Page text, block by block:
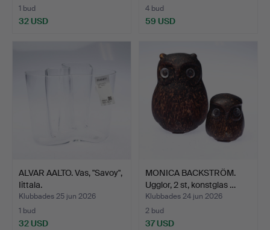
1 bud
32 USD
4 bud
59 USD
ALVAR AALTO. Vas, "Savoy",
Iittala.
Klubbades 25 jun 2026
1 bud
32 USD
MONICA BACKSTRÖM.
Ugglor, 2 st, konstglas …
Klubbades 24 jun 2026
2 bud
37 USD